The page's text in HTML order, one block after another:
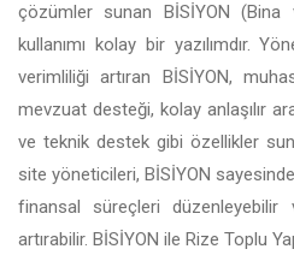
çözümler sunan BİSİYON
kullanımı kolay bir yazılımdır.
verimliliği artıran BİSİYON,
mevzuat desteği, kolay anlaşılır
ve teknik destek gibi özellikler
site yöneticileri, BİSİYON
finansal süreçleri düzenleyebilir
artırabilir. BİSİYON ile Rize Toplu